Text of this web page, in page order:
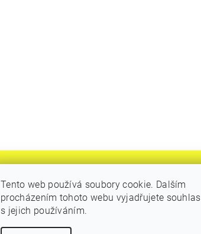
Tento web používá soubory cookie. Dalším
procházením tohoto webu vyjadřujete souhlas
s jejich používáním.